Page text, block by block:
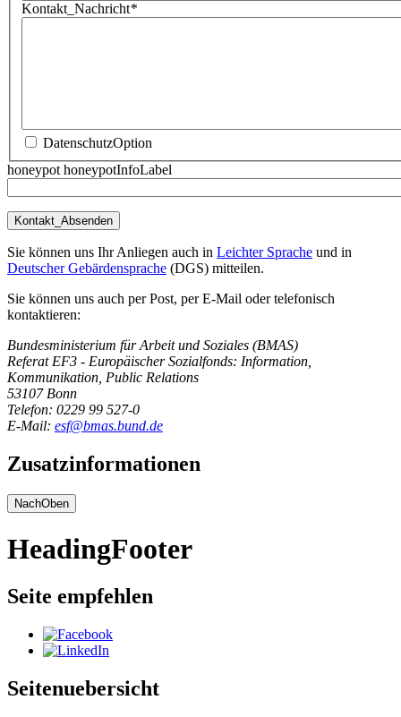
Kontakt_Nachricht*
DatenschutzOption
honeypot honeypotInfoLabel
Sie können uns Ihr Anliegen auch in Leichter Sprache und in
Deutscher Gebärdensprache (DGS) mitteilen.
Sie können uns auch per Post, per E-Mail oder telefonisch
kontaktieren:
Bundesministerium für Arbeit und Soziales (BMAS)
Referat EF3 - Europäischer Sozialfonds: Information,
Kommunikation, Public Relations
53107 Bonn
Telefon: 0229 99 527-0
E-Mail: esf@bmas.bund.de
Zusatzinformationen
NachOben
HeadingFooter
Seite empfehlen
Seitenuebersicht